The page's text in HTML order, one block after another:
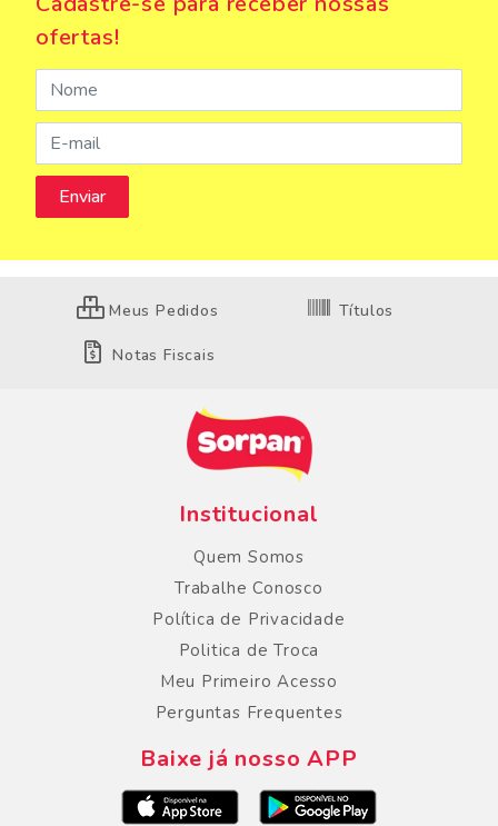
ofertas!
Meus Pedidos Títulos
Notas Fiscais
Institucional
Quem Somos
Trabalhe Conosco
Política de Privacidade
Politica de Troca
Meu Primeiro Acesso
Perguntas Frequentes
Baixe já nosso APP